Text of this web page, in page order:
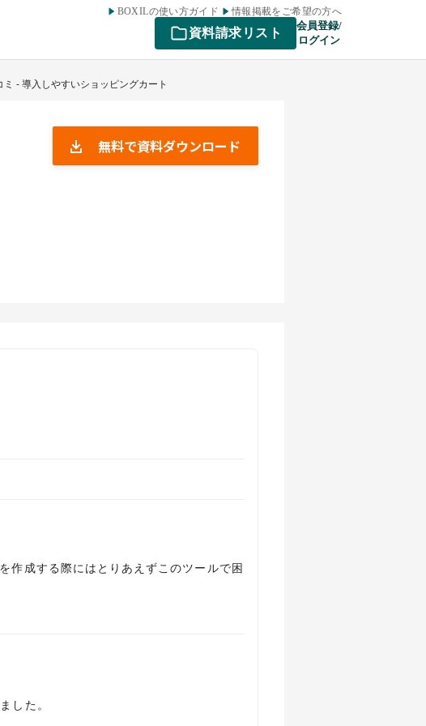
BOXILの使い方ガイド 情報掲載をご希望の方へ
資料請求リスト
会員登録/
ログイン
ミ - 導入しやすいショッピングカート
無料で資料ダウンロード
作成する際にはとりあえずこのツールで困
した。